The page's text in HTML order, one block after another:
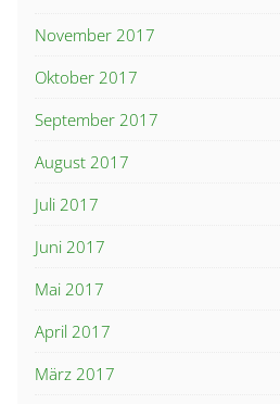
November 2017
Oktober 2017
September 2017
August 2017
Juli 2017
Juni 2017
Mai 2017
April 2017
März 2017